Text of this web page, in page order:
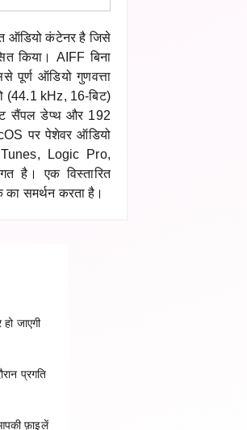
ऑडियो कंटेनर है जिसे
किया। AIFF बिना
पूर्ण ऑडियो गुणवत्ता
(44.1 kHz, 16-बिट)
सैंपल डेप्थ और 192
पर पेशेवर ऑडियो
Logic Pro,
है। एक विस्तारित
समर्थन करता है।
जाएगी
प्रगति
फ़ाइलें